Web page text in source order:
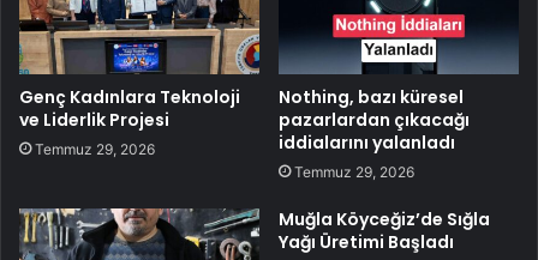
Genç Kadınlara Teknoloji
ve Liderlik Projesi
Temmuz 29, 2026
Nothing, bazı küresel
pazarlardan çıkacağı
iddialarını yalanladı
Temmuz 29, 2026
Muğla Köyceğiz’de Sığla
Yağı Üretimi Başladı